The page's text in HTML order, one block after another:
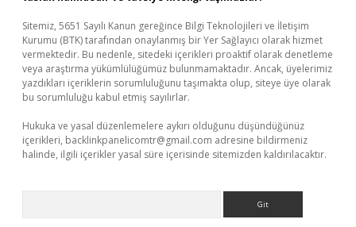
Sitemiz, 5651 Sayılı Kanun gereğince Bilgi Teknolojileri ve İletişim
Kurumu (BTK) tarafından onaylanmış bir Yer Sağlayıcı olarak hizmet
vermektedir. Bu nedenle, sitedeki içerikleri proaktif olarak denetleme
veya araştırma yükümlülüğümüz bulunmamaktadır. Ancak, üyelerimiz
yazdıkları içeriklerin sorumluluğunu taşımakta olup, siteye üye olarak
bu sorumluluğu kabul etmiş sayılırlar.
Hukuka ve yasal düzenlemelere aykırı olduğunu düşündüğünüz
içerikleri, backlinkpanelicomtr@gmail.com adresine bildirmeniz
halinde, ilgili içerikler yasal süre içerisinde sitemizden kaldırılacaktır.